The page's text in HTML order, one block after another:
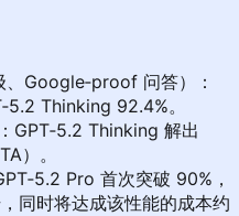
Google‑proof 问答）：
Thinking 92.4%。
GPT‑5.2 Thinking 解出
）。
Pro 首次突破 90%，
同时将达成该性能的成本约